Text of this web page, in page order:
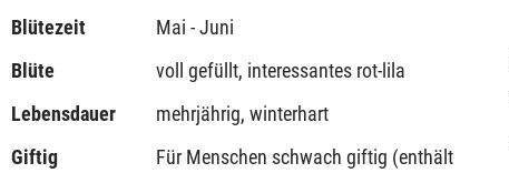
Blütezeit
Mai - Juni
Blüte
voll gefüllt, interessantes rot-lila
Lebensdauer
mehrjährig, winterhart
Giftig
Für Menschen schwach giftig (enthält